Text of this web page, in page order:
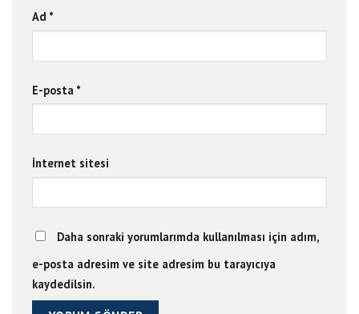
Ad *
E-posta *
İnternet sitesi
Daha sonraki yorumlarımda kullanılması için adım,
e-posta adresim ve site adresim bu tarayıcıya
kaydedilsin.